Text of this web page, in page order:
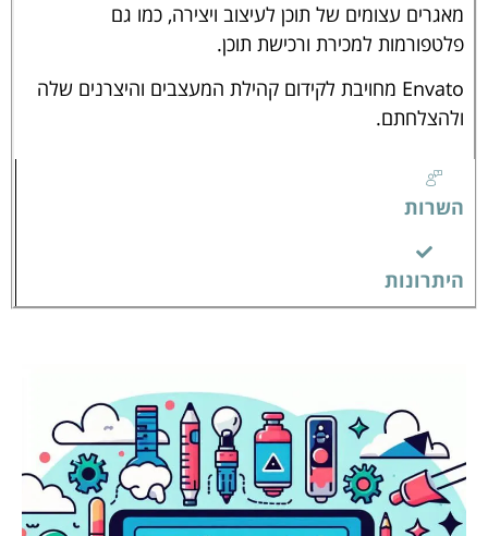
מאגרים עצומים של תוכן לעיצוב ויצירה, כמו גם
פלטפורמות למכירת ורכישת תוכן.
Envato מחויבת לקידום קהילת המעצבים והיצרנים שלה
ולהצלחתם.
השרות
היתרונות